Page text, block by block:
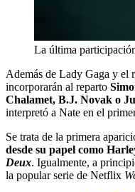
La última
Además de Lady Gaga y el
incorporarán al reparto
Chalamet, B.J. Novak o
interpretó a Nate en el
Se trata de la primera
desde su papel como
Deux. Igualmente, a
la popular serie de Netflix